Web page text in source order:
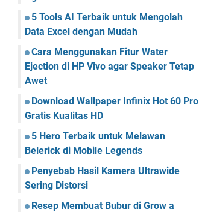
5 Tools AI Terbaik untuk Mengolah
Data Excel dengan Mudah
Cara Menggunakan Fitur Water
Ejection di HP Vivo agar Speaker Tetap
Awet
Download Wallpaper Infinix Hot 60 Pro
Gratis Kualitas HD
5 Hero Terbaik untuk Melawan
Belerick di Mobile Legends
Penyebab Hasil Kamera Ultrawide
Sering Distorsi
Resep Membuat Bubur di Grow a